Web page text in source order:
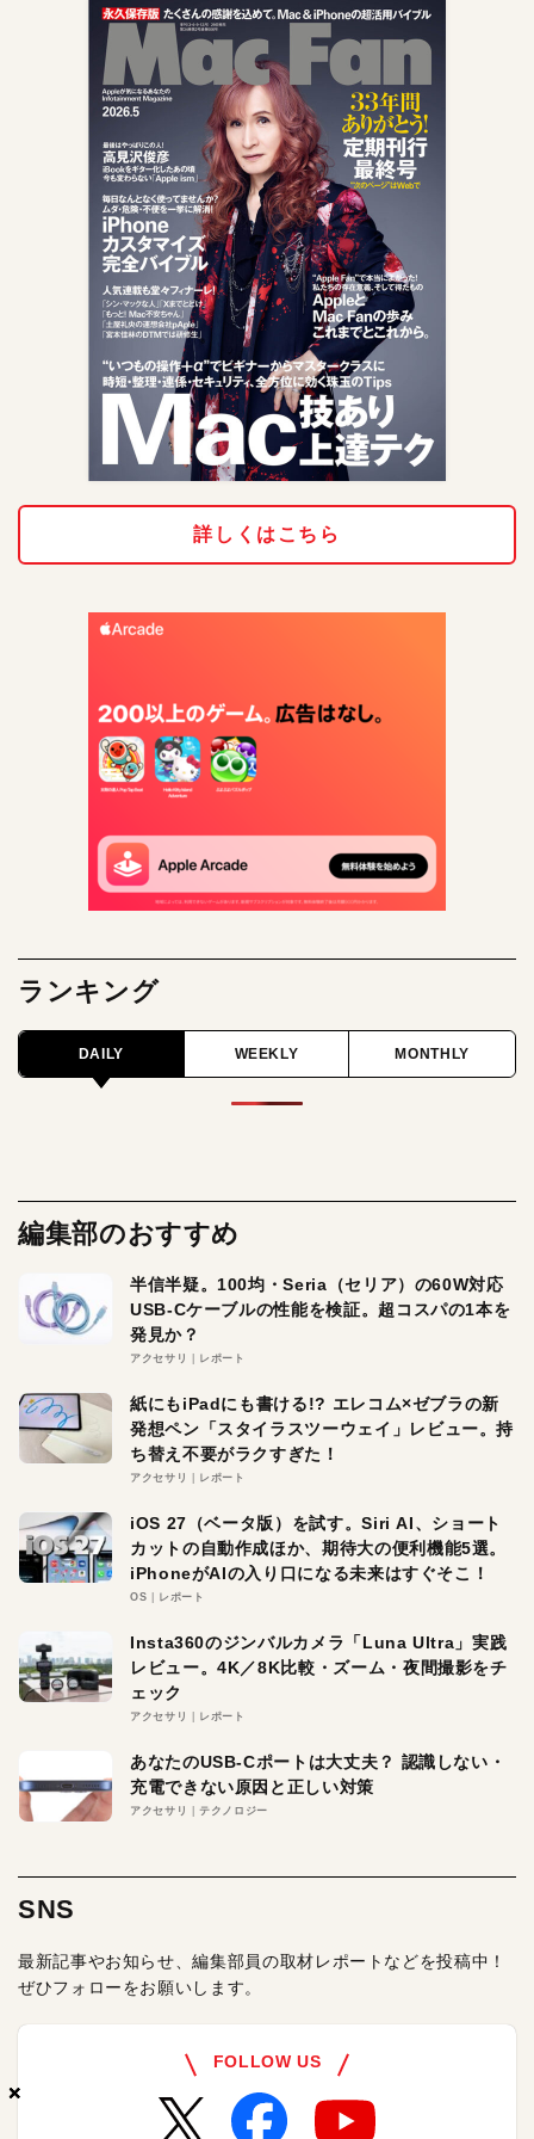
×
×
×
詳しくはこちら
ランキング
DAILY WEEKLY MONTHLY
編集部のおすすめ
半信半疑。100均・Seria（セリア）の60W対応
USB-Cケーブルの性能を検証。超コスパの1本を
発見か？
アクセサリ レポート
紙にもiPadにも書ける!? エレコム×ゼブラの新
発想ペン「スタイラスツーウェイ」レビュー。持
ち替え不要がラクすぎた！
アクセサリ レポート
iOS 27（ベータ版）を試す。Siri AI、ショート
カットの自動作成ほか、期待大の便利機能5選。
iPhoneがAIの入り口になる未来はすぐそこ！
OS レポート
Insta360のジンバルカメラ「Luna Ultra」実践
レビュー。4K／8K比較・ズーム・夜間撮影をチ
ェック
アクセサリ レポート
あなたのUSB-Cポートは大丈夫？ 認識しない・
充電できない原因と正しい対策
アクセサリ テクノロジー
SNS
最新記事やお知らせ、編集部員の取材レポートなどを投稿中！
ぜひフォローをお願いします。
FOLLOW US